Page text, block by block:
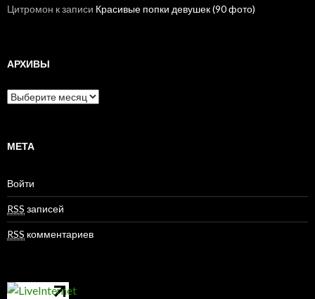
Цитромон к записи Красивые попки девушек (90 фото)
АРХИВЫ
А
р
в
МЕТА
Войти
RSS записей
RSS комментариев